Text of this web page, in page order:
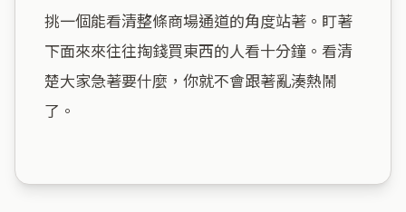
挑一個能看清整條商場通道的角度站著。盯著
下面來來往往掏錢買東西的人看十分鐘。看清
楚大家急著要什麼，你就不會跟著亂湊熱鬧
了。